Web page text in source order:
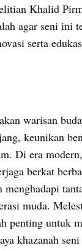
Khalid
agar seni ini
serta
warisan
keunikan
Di era
berkat
menghadapi
muda.
penting untuk
khazanah